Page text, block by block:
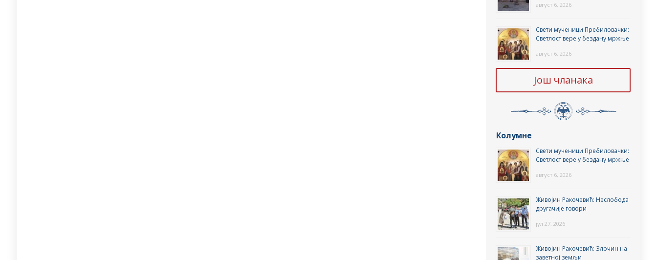
август 6, 2026
Свети мученици Пребиловачки:
Светлост вере у бездану мржње
август 6, 2026
Још чланака
Колумне
Свети мученици Пребиловачки:
Светлост вере у бездану мржње
август 6, 2026
Живојин Ракочевић: Неслобода
другачије говори
јул 27, 2026
Живојин Ракочевић: Злочин на
заветној земљи